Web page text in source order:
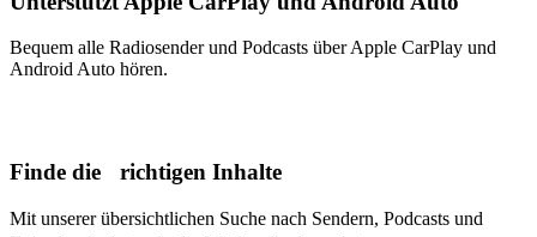
Bequem alle Radiosender und Podcasts über Apple CarPlay und
Android Auto hören.
Finde die richtigen Inhalte
Mit unserer übersichtlichen Suche nach Sendern, Podcasts und